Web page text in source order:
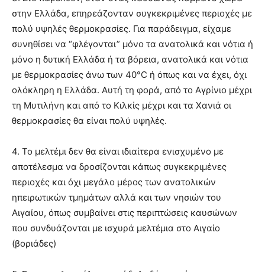
στην Ελλάδα, επηρεάζονταν συγκεκριμένες περιοχές με
πολύ υψηλές θερμοκρασίες. Για παράδειγμα, είχαμε
συνηθίσει να “φλέγονται” μόνο τα ανατολικά και νότια ή
μόνο η δυτική Ελλάδα ή τα βόρεια, ανατολικά και νότια
με θερμοκρασίες άνω των 40°C ή όπως και να έχει, όχι
ολόκληρη η Ελλάδα. Αυτή τη φορά, από το Αγρίνιο μέχρι
τη Μυτιλήνη και από το Κιλκίς μέχρι και τα Χανιά οι
θερμοκρασίες θα είναι πολύ υψηλές.
4. Το μελτέμι δεν θα είναι ιδιαίτερα ενισχυμένο με
αποτέλεσμα να δροσίζονται κάπως συγκεκριμένες
περιοχές και όχι μεγάλο μέρος των ανατολικών
ηπειρωτικών τμημάτων αλλά και των νησιών του
Αιγαίου, όπως συμβαίνει στις περιπτώσεις καυσώνων
που συνδυάζονται με ισχυρά μελτέμια στο Αιγαίο
(βοριάδες)